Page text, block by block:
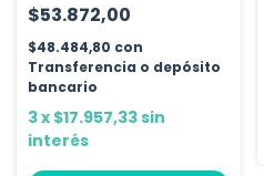
$53.872,00
$48.484,80 con
Transferencia o depósito
bancario
3x $17.957,33sin
interés